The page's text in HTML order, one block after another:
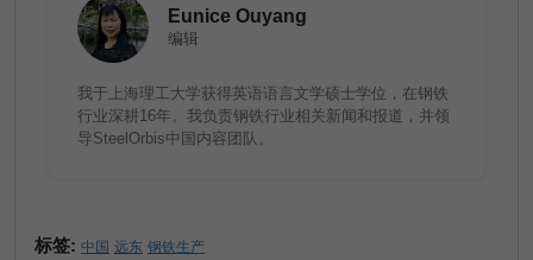
Eunice Ouyang
编辑
我于上海理工大学获得英语语言文学硕士学位，在钢铁
行业深耕16年。我负责钢铁行业相关新闻和报道，并领
导SteelOrbis中国内容团队。
标签: 中国 远东 钢铁生产